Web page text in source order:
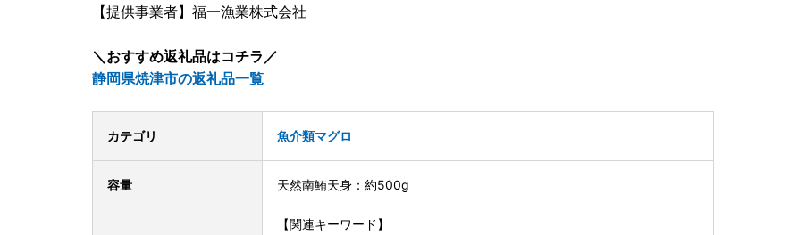
【提供事業者】福一漁業株式会社
＼おすすめ返礼品はコチラ／
静岡県焼津市の返礼品一覧
カテゴリ 魚介類マグロ
容量 天然南鮪天身：約500g
【関連キーワード】